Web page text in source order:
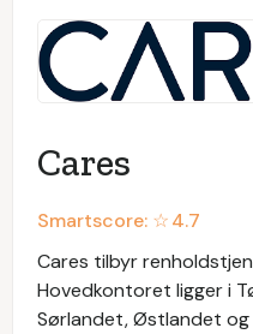
Cares
Smartscore: ☆4.7
Cares tilbyr
Hovedkontoret ligger i
Sørlandet, Østlandet